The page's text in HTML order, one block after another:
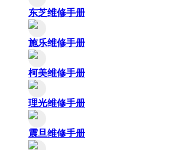
东芝维修手册
施乐维修手册
柯美维修手册
理光维修手册
震旦维修手册